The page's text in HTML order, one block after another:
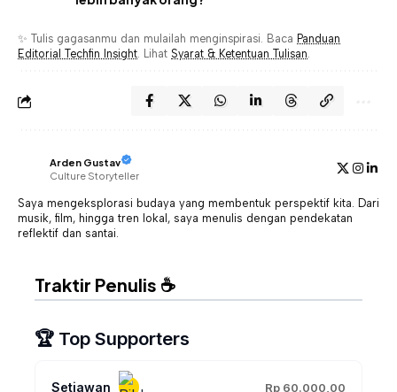
✨ Tulis gagasanmu dan mulailah menginspirasi. Baca Panduan
Editorial Techfin Insight. Lihat Syarat & Ketentuan Tulisan.
Arden Gustav
Culture Storyteller
Saya mengeksplorasi budaya yang membentuk perspektif kita. Dari
musik, film, hingga tren lokal, saya menulis dengan pendekatan
reflektif dan santai.
Traktir Penulis ☕
🏆 Top Supporters
Setiawan Rp 60.000,00